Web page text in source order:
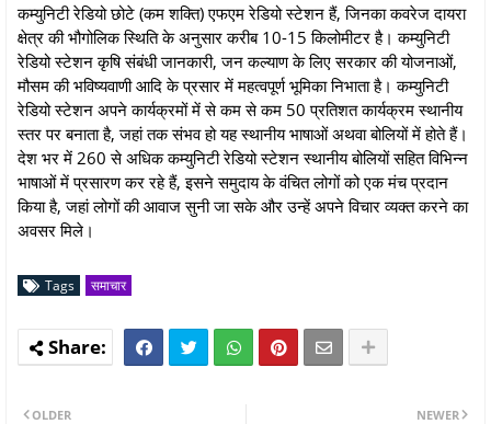
कम्युनिटी रेडियो छोटे (कम शक्ति) एफएम रेडियो स्टेशन हैं, जिनका कवरेज दायरा
क्षेत्र की भौगोलिक स्थिति के अनुसार करीब 10-15 किलोमीटर है। कम्युनिटी
रेडियो स्टेशन कृषि संबंधी जानकारी, जन कल्याण के लिए सरकार की योजनाओं,
मौसम की भविष्यवाणी आदि के प्रसार में महत्वपूर्ण भूमिका निभाता है। कम्युनिटी
रेडियो स्टेशन अपने कार्यक्रमों में से कम से कम 50 प्रतिशत कार्यक्रम स्थानीय
स्तर पर बनाता है, जहां तक संभव हो यह स्थानीय भाषाओं अथवा बोलियों में होते हैं।
देश भर में 260 से अधिक कम्युनिटी रेडियो स्टेशन स्थानीय बोलियों सहित विभिन्न
भाषाओं में प्रसारण कर रहे हैं, इसने समुदाय के वंचित लोगों को एक मंच प्रदान
किया है, जहां लोगों की आवाज सुनी जा सके और उन्हें अपने विचार व्यक्त करने का
अवसर मिले।
Tags समाचार
NEWER
OLDER